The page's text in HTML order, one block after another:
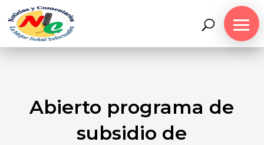
Abierto programa de
subsidio de